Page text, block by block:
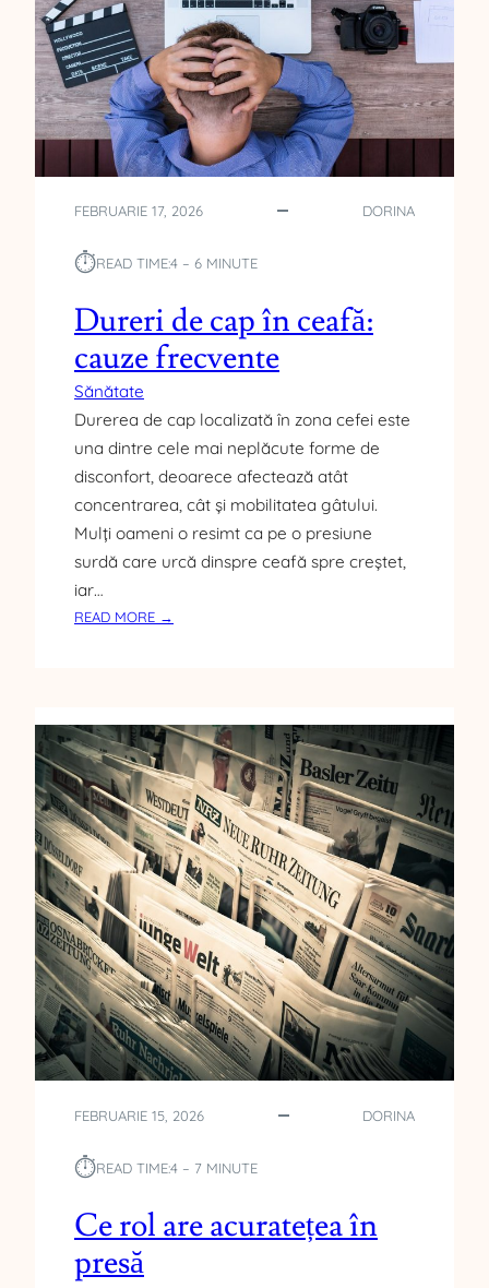
A
R
T
I
F
I
C
I
A
M
A
R
E
T
I
G
E
P
R
A
C
T
I
C
E
FEBRUARIE 17, 2026 DORINA
⏱︎READ TIME:4 – 6 MINUTE
Dureri de cap în ceafă:
cauze frecvente
Sănătate
Durerea de cap localizată în zona cefei este
una dintre cele mai neplăcute forme de
disconfort, deoarece afectează atât
concentrarea, cât și mobilitatea gâtului.
Mulți oameni o resimt ca pe o presiune
surdă care urcă dinspre ceafă spre creștet,
iar…
READ MORE →
R
I
D
E
C
A
P
Î
C
E
A
F
Ă
:
A
Z
R
FEBRUARIE 15, 2026 DORINA
⏱︎READ TIME:4 – 7 MINUTE
Ce rol are acuratețea în
presă